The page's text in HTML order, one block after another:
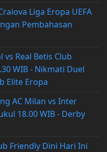
Liga Eropa UEFA
Pembahasan
Real Betis Club
WIB - Nikmati Duel
Elite Eropa
AC Milan vs Inter
18.00 WIB - Derby
Friendly Dini Hari Ini